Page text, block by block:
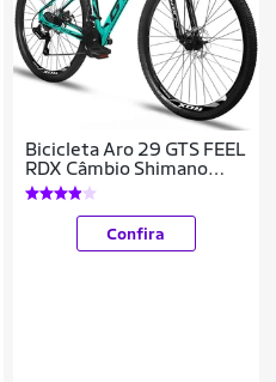
Bicicleta Aro 29 GTS FEEL
RDX Câmbio Shimano
Freio a Disco 21 Marchas
Confira